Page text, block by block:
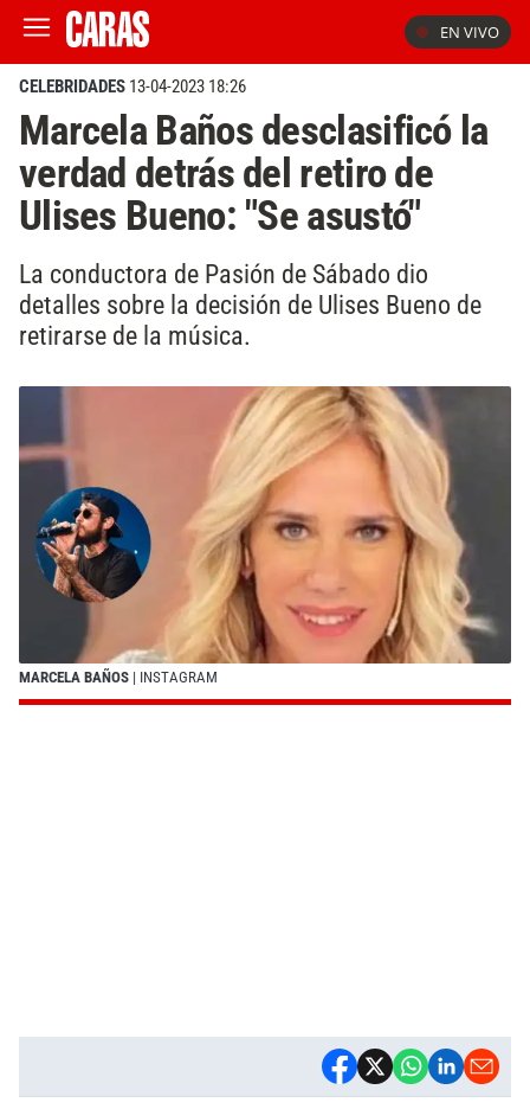
EN VIVO
CELEBRIDADES 13-04-2023 18:26
Marcela Baños desclasificó la
verdad detrás del retiro de
Ulises Bueno: "Se asustó"
La conductora de Pasión de Sábado dio
detalles sobre la decisión de Ulises Bueno de
retirarse de la música.
MARCELA BAÑOS | INSTAGRAM